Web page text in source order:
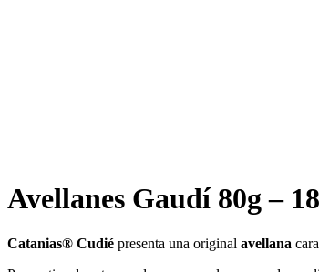
Avellanes Gaudí 80g –
Catanias® Cudié presenta una original avellana